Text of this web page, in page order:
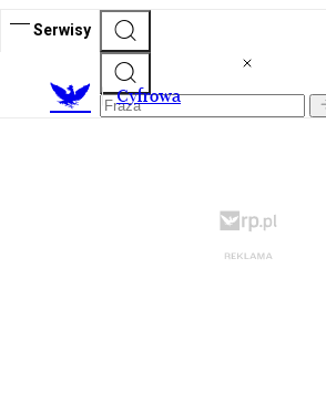
Serwisy
Cyfrowa